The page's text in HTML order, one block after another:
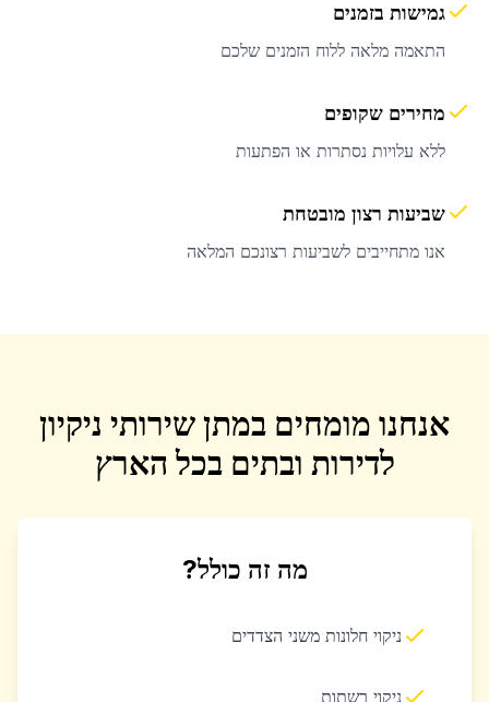
גמישות בזמנים
התאמה מלאה ללוח הזמנים שלכם
מחירים שקופים
ללא עלויות נסתרות או הפתעות
שביעות רצון מובטחת
אנו מתחייבים לשביעות רצונכם המלאה
אנחנו מומחים במתן שירותי ניקיון
לדירות ובתים בכל הארץ
מה זה כולל?
ניקוי חלונות משני הצדדים
ניקוי רשתות